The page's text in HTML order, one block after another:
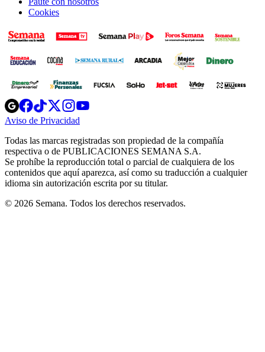
Cookies
Opens
in
new
Opens
in
new
Opens
in
new
window
Opens
new
windowwindow
Aviso de Privacidad
new
window
Todas las marcas registradas son propiedad de la compañía
respectiva o de PUBLICACIONES SEMANA S.A.
Se prohíbe la reproducción total o parcial de cualquiera de los
contenidos que aquí aparezca, así como su traducción a cualquier
idioma sin autorización escrita por su titular.
© 2026 Semana. Todos los derechos reservados.